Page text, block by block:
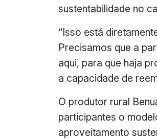
sustentabilidade no
“Isso está
Precisamos que a
aqui, para que haja
a capacidade de
O produtor rural
participantes o
aproveitamento